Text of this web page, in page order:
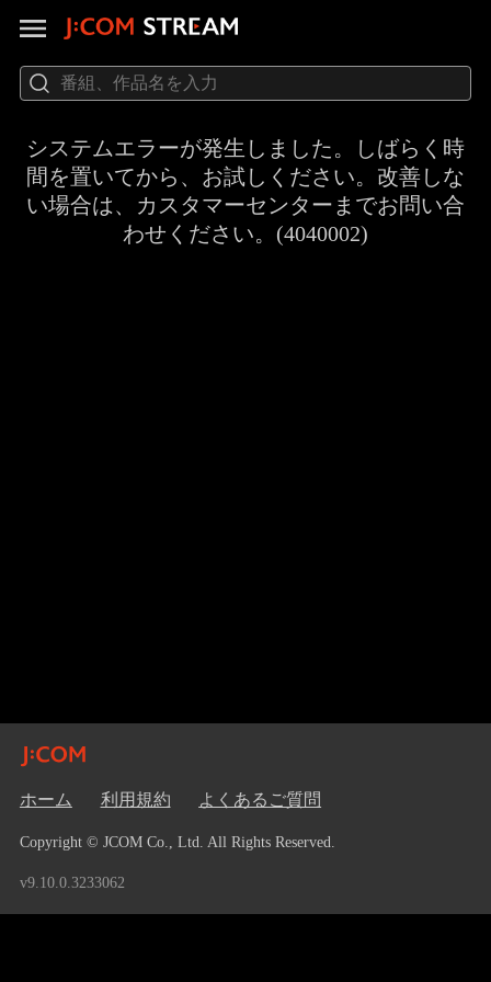
システムエラーが発生しました。しばらく時
間を置いてから、お試しください。改善しな
い場合は、カスタマーセンターまでお問い合
わせください。(4040002)
ホーム 利用規約 よくあるご質問
Copyright © JCOM Co., Ltd. All Rights Reserved.
v9.10.0.3233062